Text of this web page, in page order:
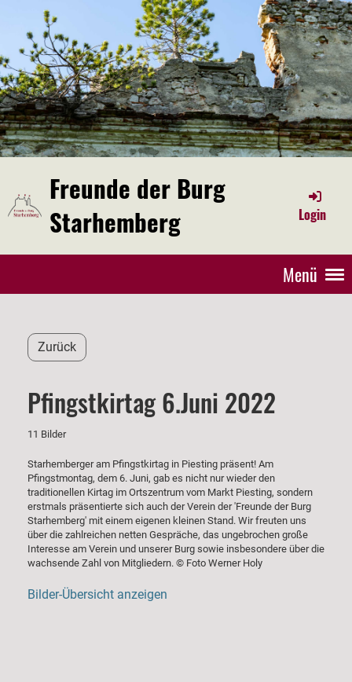
Freunde der Burg
Starhemberg
Login
Menü
Zurück
Pfingstkirtag 6.Juni 2022
11 Bilder
Starhemberger am Pfingstkirtag in Piesting präsent! Am
Pfingstmontag, dem 6. Juni, gab es nicht nur wieder den
traditionellen Kirtag im Ortszentrum vom Markt Piesting, sondern
erstmals präsentierte sich auch der Verein der 'Freunde der Burg
Starhemberg' mit einem eigenen kleinen Stand. Wir freuten uns
über die zahlreichen netten Gespräche, das ungebrochen große
Interesse am Verein und unserer Burg sowie insbesondere über die
wachsende Zahl von Mitgliedern. © Foto Werner Holy
Bilder-Übersicht anzeigen